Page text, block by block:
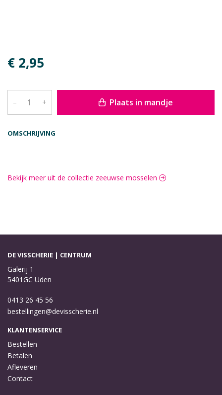
OMSCHRIJVING
€ 2,95
– + Plaats in mandje
Bekijk meer uit de collectie zeeuwse mosselen
DE VISSCHERIE | CENTRUM
Galerij 1
5401GC Uden
0413 26 45 56
bestellingen@devisscherie.nl
KLANTENSERVICE
Bestellen
Betalen
Afleveren
Contact